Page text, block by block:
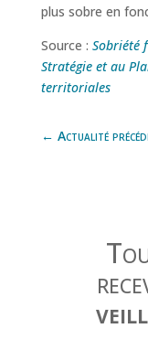
plus sobre en
Source : Sobriété
Stratégie et au
territoriales
← Actualité